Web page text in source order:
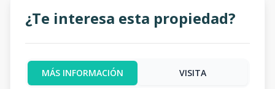
¿Te interesa esta propiedad?
MÁS INFORMACIÓN VISITA